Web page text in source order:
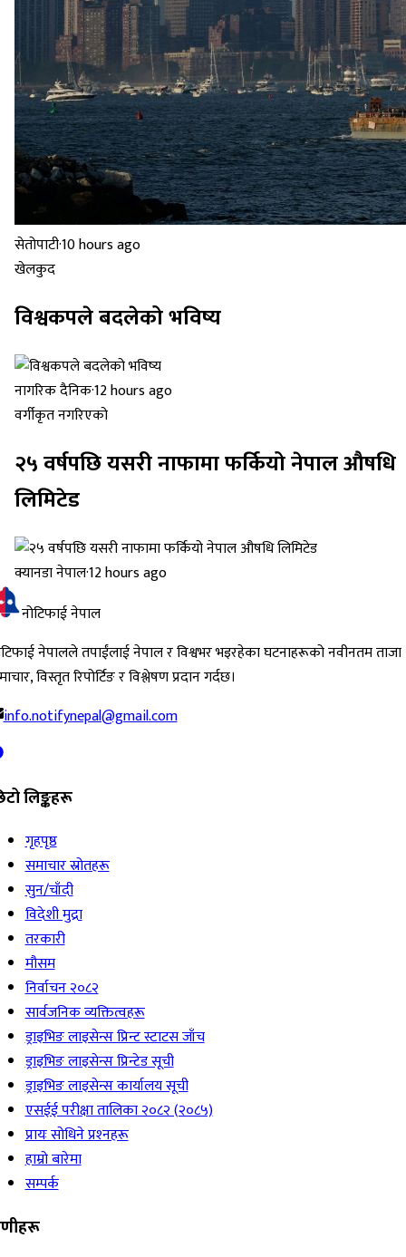
सेतोपाटी·10 hours ago
खेलकुद
विश्वकपले बदलेको भविष्य
नागरिक दैनिक·12 hours ago
वर्गीकृत नगरिएको
२५ वर्षपछि यसरी नाफामा फर्कियो नेपाल औषधि
लिमिटेड
क्यानडा नेपाल·12 hours ago
नोटिफाई नेपाल
नेपालले तपाईंलाई नेपाल र विश्वभर भइरहेका घटनाहरूको नवीनतम ताजा
विस्तृत रिपोर्टिङ र विश्लेषण प्रदान गर्दछ।
info.notifynepal@gmail.com
लिङ्कहरू
गृहपृष्ठ
समाचार स्रोतहरू
सुन/चाँदी
विदेशी मुद्रा
तरकारी
मौसम
निर्वाचन २०८२
सार्वजनिक व्यक्तित्वहरू
ड्राइभिङ लाइसेन्स प्रिन्ट स्टाटस जाँच
ड्राइभिङ लाइसेन्स प्रिन्टेड सूची
ड्राइभिङ लाइसेन्स कार्यालय सूची
एसईई परीक्षा तालिका २०८२ (२०८५)
प्रायः सोधिने प्रश्‍नहरू
हाम्रो बारेमा
सम्पर्क